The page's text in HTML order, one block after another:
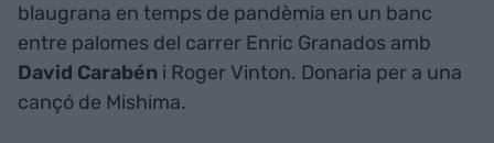
blaugrana en temps de pandèmia en un banc
entre palomes del carrer Enric Granados amb
David Carabén i Roger Vinton. Donaria per a una
cançó de Mishima.